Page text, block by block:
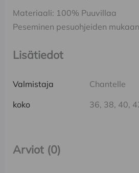
Materiaali: 100% Puuvillaa
Peseminen pesuohjeiden
Lisätiedot
Valmistaja
Chantelle
koko
36, 38, 40,
Arviot (0)